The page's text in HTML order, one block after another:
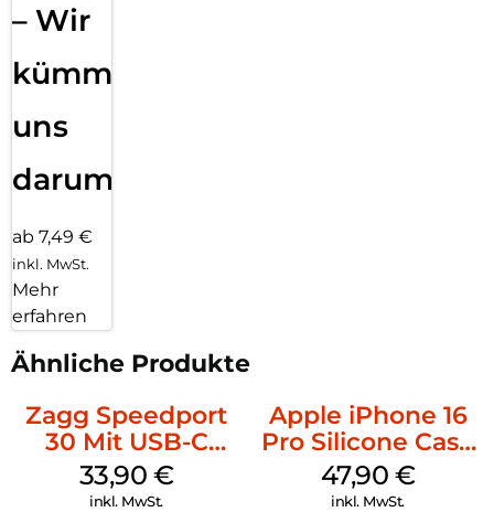
– Wir
kümmern
uns
darum!
ab 7,49 €
inkl. MwSt.
Mehr
erfahren
Ähnliche Produkte
Zagg Speedport
30 Mit USB-C
Kabel Weiß
33,90 €
inkl. MwSt.
Apple iPhone 16
Pro Silicone Case
MagSafe Denim
47,90 €
inkl. MwSt.